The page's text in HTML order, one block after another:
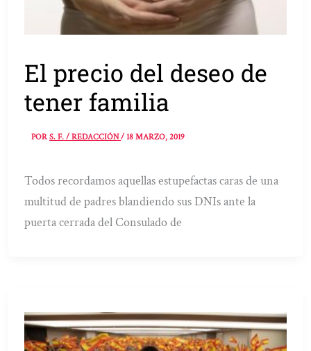
El precio del deseo de
tener familia
PORS. F. / REDACCIÓN/18 MARZO, 2019
Todos recordamos aquellas estupefactas caras de una
multitud de padres blandiendo sus DNIs ante la
puerta cerrada del Consulado de